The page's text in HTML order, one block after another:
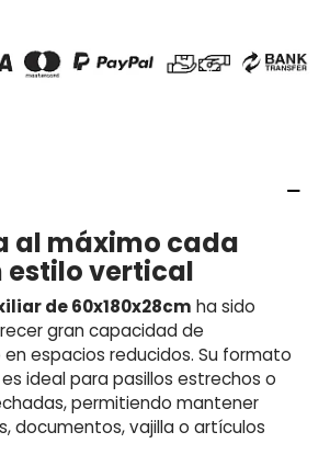
al máximo cada
estilo vertical
de 60x180x28cm ha sido
gran capacidad de
espacios reducidos. Su formato
ideal para pasillos estrechos o
permitiendo mantener
documentos, vajilla o artículos